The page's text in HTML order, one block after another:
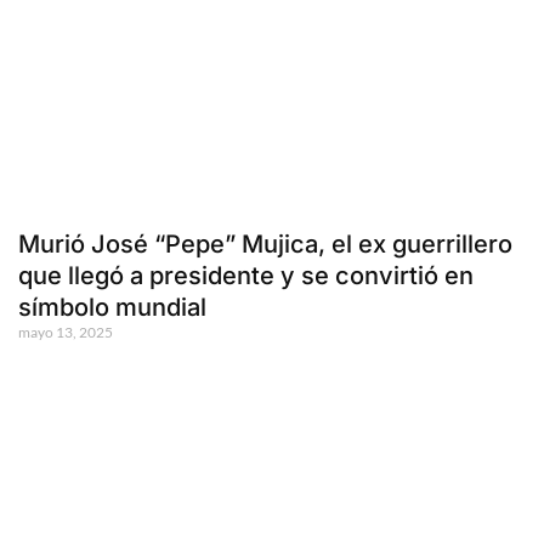
Murió José “Pepe” Mujica, el ex guerrillero
que llegó a presidente y se convirtió en
símbolo mundial
mayo 13, 2025